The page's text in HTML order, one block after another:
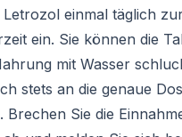
Letrozol einmal täglich
ein. Sie können die
mit Wasser
stets an die genaue
Brechen Sie die